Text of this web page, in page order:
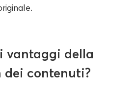
vantaggi della
contenuti?